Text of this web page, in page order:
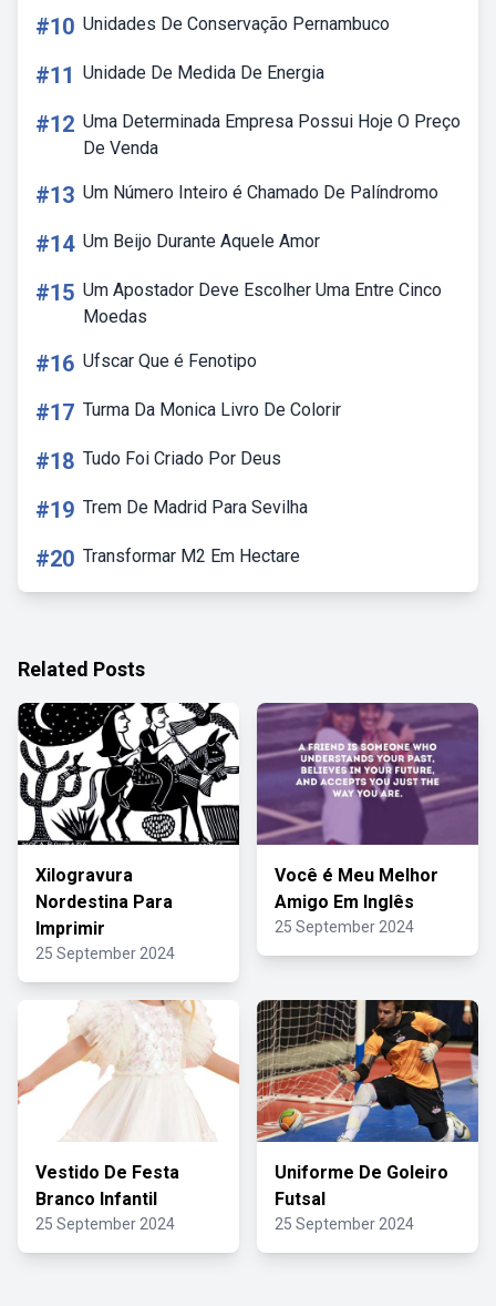
#10 Unidades De Conservação Pernambuco
#11 Unidade De Medida De Energia
#12 Uma Determinada Empresa Possui Hoje O Preço
De Venda
#13 Um Número Inteiro é Chamado De Palíndromo
#14 Um Beijo Durante Aquele Amor
#15 Um Apostador Deve Escolher Uma Entre Cinco
Moedas
#16 Ufscar Que é Fenotipo
#17 Turma Da Monica Livro De Colorir
#18 Tudo Foi Criado Por Deus
#19 Trem De Madrid Para Sevilha
#20 Transformar M2 Em Hectare
Related Posts
Xilogravura
Nordestina Para
Imprimir
25 September 2024
Você é Meu Melhor
Amigo Em Inglês
25 September 2024
Vestido De Festa
Branco Infantil
25 September 2024
Uniforme De Goleiro
Futsal
25 September 2024